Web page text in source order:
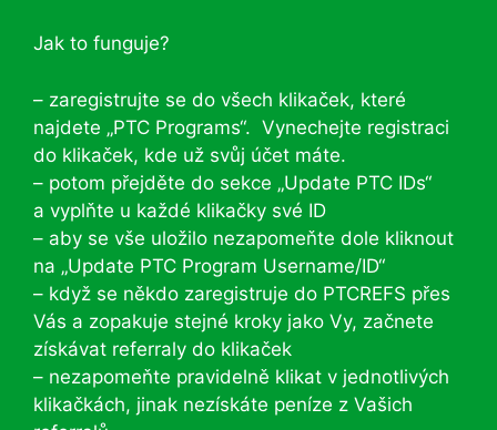
Jak to funguje?
– zaregistrujte se do všech klikaček, které
najdete „PTC Programs“. Vynechejte registraci
do klikaček, kde už svůj účet máte.
– potom přejděte do sekce „Update PTC IDs“
a vyplňte u každé klikačky své ID
– aby se vše uložilo nezapomeňte dole kliknout
na „Update PTC Program Username/ID“
– když se někdo zaregistruje do PTCREFS přes
Vás a zopakuje stejné kroky jako Vy, začnete
získávat referraly do klikaček
– nezapomeňte pravidelně klikat v jednotlivých
klikačkách, jinak nezískáte peníze z Vašich